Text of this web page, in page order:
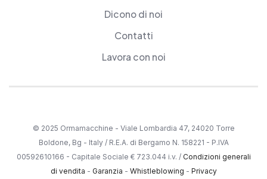
Dicono di noi
Contatti
Lavora con noi
© 2025 Ormamacchine - Viale Lombardia 47, 24020 Torre
Boldone, Bg - Italy / R.E.A. di Bergamo N. 158221 - P.IVA
00592610166 - Capitale Sociale € 723.044 i.v. / Condizioni generali
di vendita - Garanzia - Whistleblowing - Privacy